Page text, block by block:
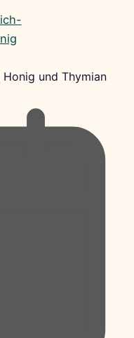
und Thymian